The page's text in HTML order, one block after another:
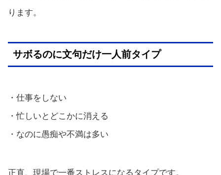
ります。
サボるのに文句だけ一人前タイプ
・仕事をしない
・忙しいとどこかに消える
・なのに愚痴や不満は多い
正直、現場で一番ストレスになるタイプです。